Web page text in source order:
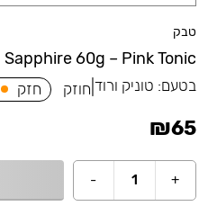
טבק
Sapphire 60g – Pink Tonic
בטעם: טוניק ורוד חוזק חזק
₪65
+
1
-